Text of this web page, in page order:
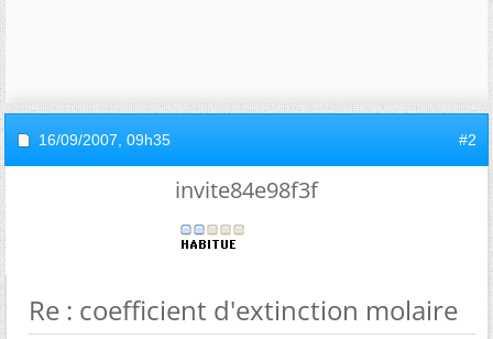
16/09/2007, 09h35 #2
invite84e98f3f
Re : coefficient d'extinction molaire